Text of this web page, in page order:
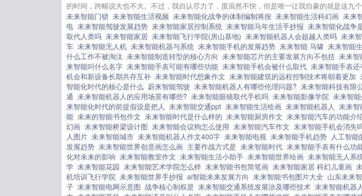
的时间，跨幅说大也不大。不过，我自认尽力了，度虽然不快，但是唯一让我自豪的就是这九
未来智能门锁 未来智能生活视频 未来智能化战争的体制编制将按 未来智能生活科幻画 未来
电 未来智能驾驶发展趋势 未来智能家居控制系统 未来智能马年生活手抄报 未来智能化战争
取代人类吗 未来智能家居 未来智能飞行学院(房山基地) 未来智能机器人会超越人类吗 未来
车 未来智能无人机 未来智能机器与系统 未来智能手机的发展趋势 未来智能 马啸 未来智能
什么工作不被淘汰 未来智能制造转型的核心方向 未来智能芯片的主要发展方向不包括 未来智
来智能叫什么名字 未来智能手表可能有哪些功能 未来智能手机会被什么取代 未来智能手表
机会和新设备长期共存互补 未来智能时代想象作文 未来智能建筑的远程控制技术将朝着更加
智能化时代的核心是什么 蔚来智能驾驶 未来智能机器人有哪些伦理问题? 未来智能科技有限
通 未来智能机器人的应用场景有哪些? 未来智能眼镜取代手机吗 未来智能影像学院 未来智
来智能化时代的前提假设是把人 未来智能交通ppt 未来智能生活绘画 未来智能机器人 未来
能 未来的智能书包作文 未来智能时代是什么样的 未来智能厨房作文 未来智能汽车的功能介
幻画 未来智能桥梁设计图 未来智能会议狗怎么使用 未来智能汽车作文 未来智能手机会消失
人图片 未来智能城市 未来智能机器人作文400字 未来智能电视 未来智能手机趋势 人工智能
发展趋势 未来智能世界创意画怎么画 主要作战方式是 未来智能时代 未来智能手表有什么功
化对未来的影响 未来智能教室作文 未来智能生活小助手 未来智能世界绘画 未来智能无人系
学 未来智能花园 未来智能艺术学院怎么样 未来智能书包简笔画 未来智能家居 科幻儿童画
机培训飞行学院 未来智能世界手抄报 ai智能未来发展方向 未来智能书包图片大全 山东未来
子 未来智能电网示意图 战争核心制权是 未来智能交通系统发展涉及哪些技术 未来智能机器